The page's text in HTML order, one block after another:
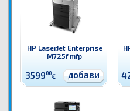
HP LaserJet Enterprise
M725f mfp
359900€ добави